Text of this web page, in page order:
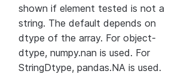
shown if element tested is not a
string. The default depends on
dtype of the array. For object-
dtype, numpy.nan is used. For
StringDtype, pandas.NA is used.